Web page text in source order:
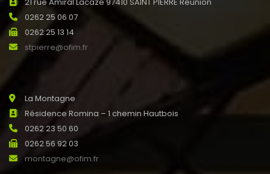
0262 25 06 07
0262 25 13 14
stpierre@ofim.fr
La Montagne
Résidence Romina – 1 chemin Hautbois
0262 23 50 60
0262 56 92 03
montagne@ofim.fr